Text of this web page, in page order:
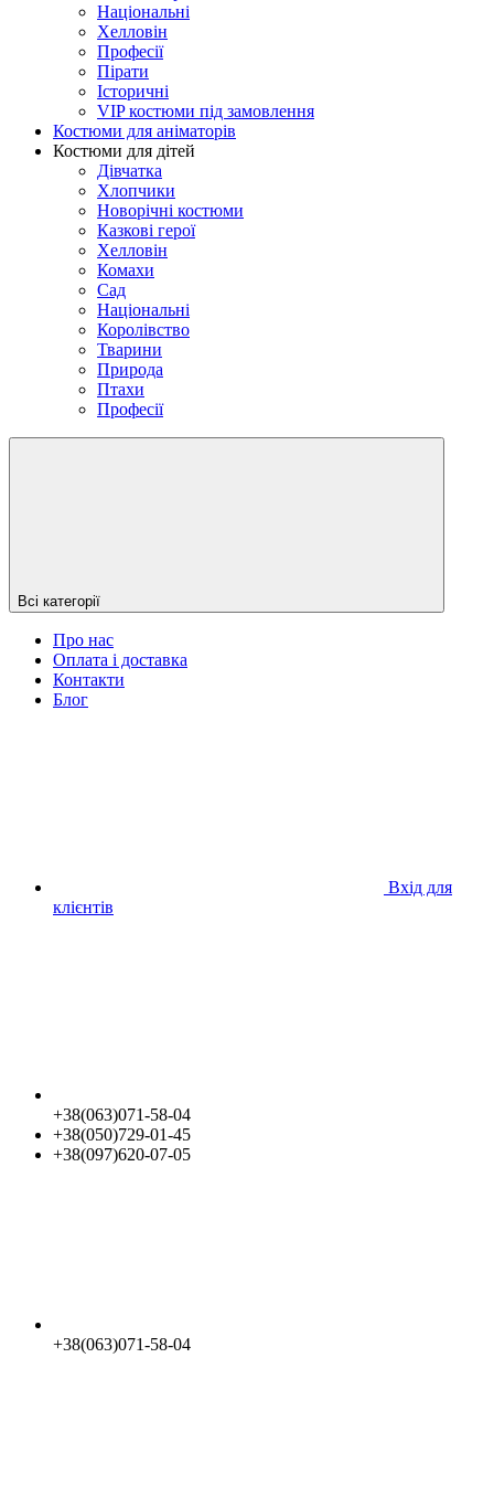
Національні
Хелловін
Професії
Пірати
Історичні
VIP костюми під замовлення
Костюми для аніматорів
Костюми для дітей
Дівчатка
Хлопчики
Новорічні костюми
Казкові герої
Хелловін
Комахи
Сад
Національні
Королівство
Тварини
Природа
Птахи
Професії
Всі категорії
Про нас
Оплата і доставка
Контакти
Блог
Вхід для
клієнтів
+38(063)071-58-04
+38(050)729-01-45
+38(097)620-07-05
+38(063)071-58-04